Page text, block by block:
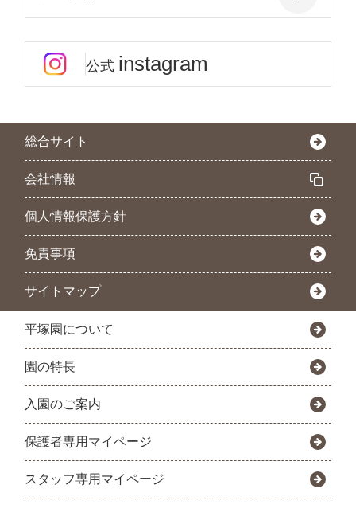
公式 instagram
総合サイト
会社情報
個人情報保護方針
免責事項
サイトマップ
平塚園について
園の特長
入園のご案内
保護者専用マイページ
スタッフ専用マイページ